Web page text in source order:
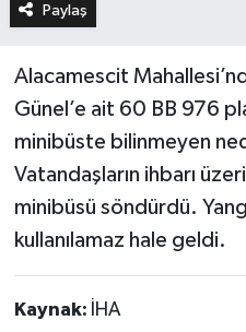
Paylaş
Alacamescit
Günel’e ait 60 BB 976
minibüste bilinmeyen
Vatandaşların ihbarı
minibüsü söndürdü.
kullanılamaz hale geldi.
Kaynak: İHA